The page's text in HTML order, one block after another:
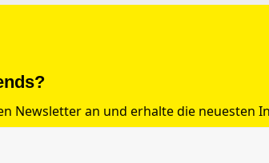
Newsletter an und erhalte die neuesten